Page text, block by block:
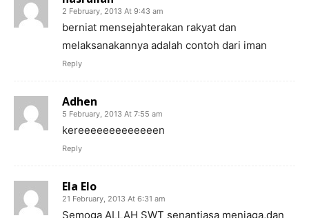
2 February, 2013 At 9:43 am
berniat mensejahterakan rakyat dan
melaksanakannya adalah contoh dari iman
Reply
Adhen
5 February, 2013 At 7:55 am
kereeeeeeeeeeeeen
Reply
Ela Elo
21 February, 2013 At 6:31 am
Semoga ALLAH SWT senantiasa menjaga,dan